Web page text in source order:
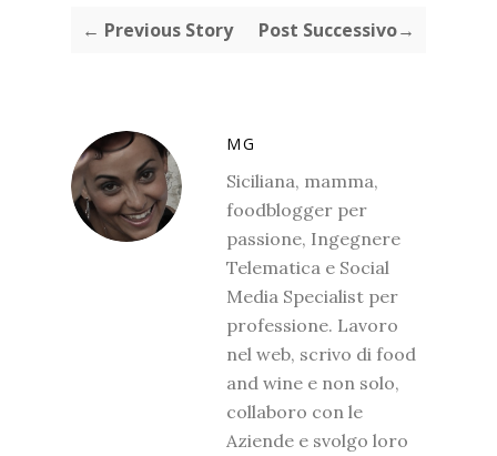
← Previous Story Post Successivo→
MG
Siciliana, mamma,
foodblogger per
passione, Ingegnere
Telematica e Social
Media Specialist per
professione. Lavoro
nel web, scrivo di food
and wine e non solo,
collaboro con le
Aziende e svolgo loro